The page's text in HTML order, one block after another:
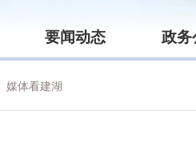
要闻动态 政务
媒体看建湖